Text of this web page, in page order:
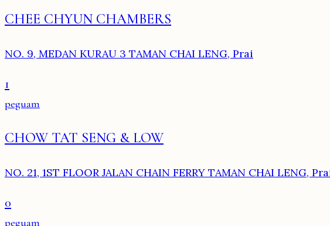
CHEE CHYUN CHAMBERS
NO. 9, MEDAN KURAU 3 TAMAN CHAI LENG, Prai
1
peguam
CHOW TAT SENG & LOW
NO. 21, 1ST FLOOR JALAN CHAIN FERRY TAMAN CHAI LENG,
0
peguam